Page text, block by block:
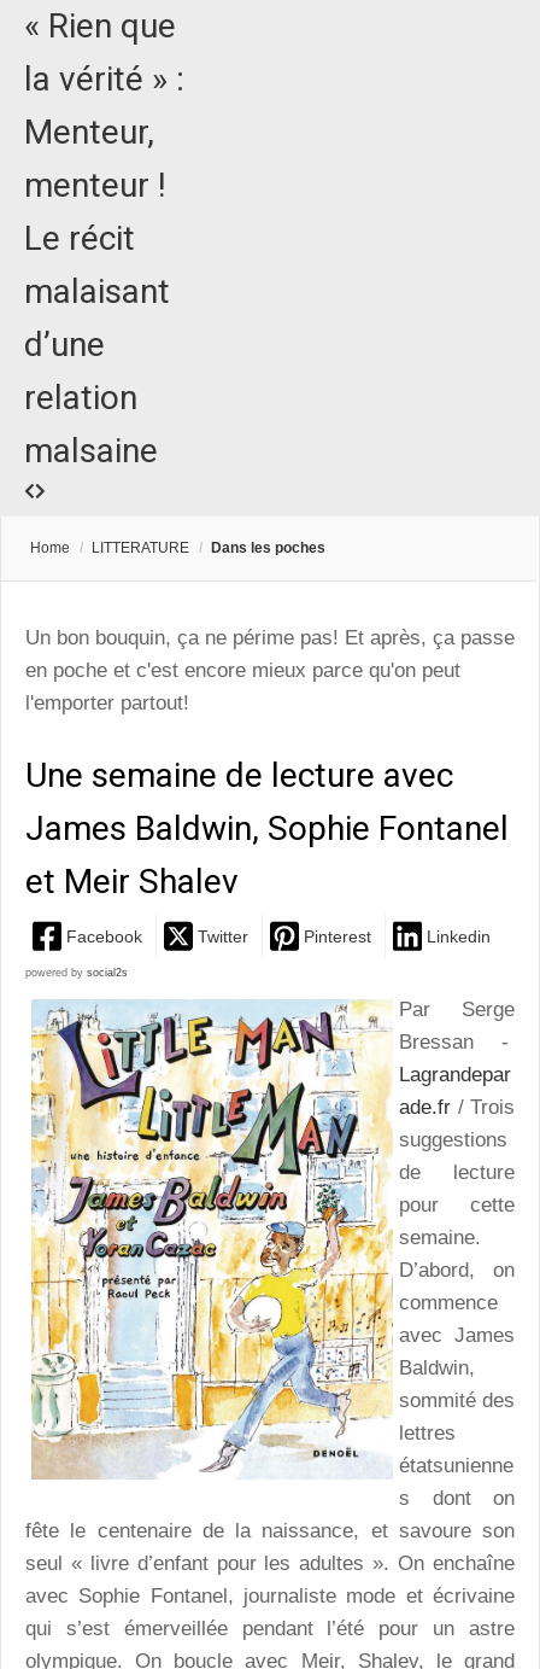
« Rien que
la vérité » :
Menteur,
menteur !
Le récit
malaisant
d’une
relation
malsaine
Home / LITTERATURE / Dans les poches
Un bon bouquin, ça ne périme pas! Et après, ça passe
en poche et c'est encore mieux parce qu'on peut
l'emporter partout!
Une semaine de lecture avec
James Baldwin, Sophie Fontanel
et Meir Shalev
Facebook Twitter Pinterest Linkedin
powered by social2s
Par Serge
Bressan -
Lagrandepar
ade.fr / Trois
suggestions
de lecture
pour cette
semaine.
D’abord, on
commence
avec James
Baldwin,
sommité des
lettres
étatsunienne
s dont on
fête le centenaire de la naissance, et savoure son
seul « livre d’enfant pour les adultes ». On enchaîne
avec Sophie Fontanel, journaliste mode et écrivaine
qui s’est émerveillée pendant l’été pour un astre
olympique. On boucle avec Meir, Shalev, le grand